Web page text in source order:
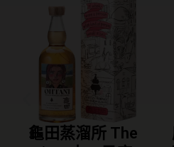
龐尼維爾(兔子) 17